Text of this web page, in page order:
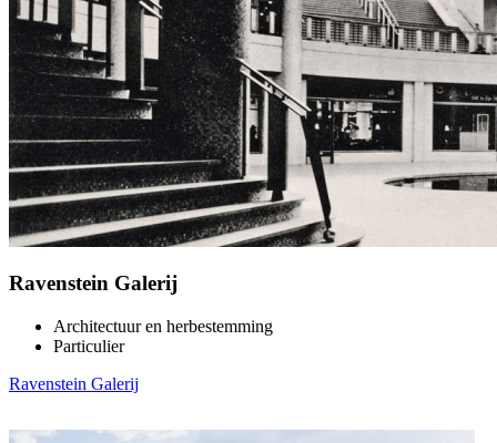
Ravenstein Galerij
Architectuur en herbestemming
Particulier
Ravenstein Galerij